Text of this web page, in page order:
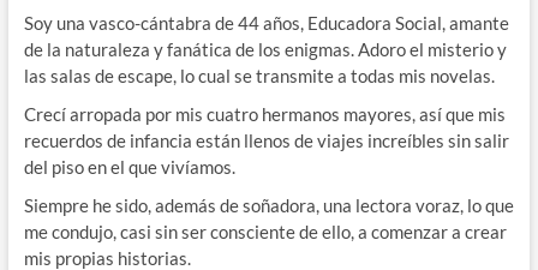
Soy una vasco-cántabra de 44 años, Educadora Social, amante
de la naturaleza y fanática de los enigmas. Adoro el misterio y
las salas de escape, lo cual se transmite a todas mis novelas.
Crecí arropada por mis cuatro hermanos mayores, así que mis
recuerdos de infancia están llenos de viajes increíbles sin salir
del piso en el que vivíamos.
Siempre he sido, además de soñadora, una lectora voraz, lo que
me condujo, casi sin ser consciente de ello, a comenzar a crear
mis propias historias.